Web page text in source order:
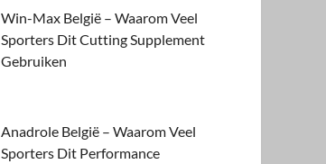
Win-Max België – Waarom Veel
Sporters Dit Cutting Supplement
Gebruiken
Anadrole België – Waarom Veel
Sporters Dit Performance